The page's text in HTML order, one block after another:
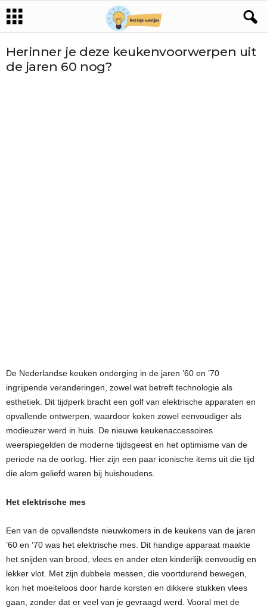
Herinner je deze keukenvoorwerpen uit
de jaren 60 nog?
De Nederlandse keuken onderging in de jaren ’60 en ’70
ingrijpende veranderingen, zowel wat betreft technologie als
esthetiek. Dit tijdperk bracht een golf van elektrische apparaten en
opvallende ontwerpen, waardoor koken zowel eenvoudiger als
modieuzer werd in huis. De nieuwe keukenaccessoires
weerspiegelden de moderne tijdsgeest en het optimisme van de
periode na de oorlog. Hier zijn een paar iconische items uit die tijd
die alom geliefd waren bij huishoudens.
Het elektrische mes
Een van de opvallendste nieuwkomers in de keukens van de jaren
’60 en ’70 was het elektrische mes. Dit handige apparaat maakte
het snijden van brood, vlees en ander eten kinderlijk eenvoudig en
lekker vlot. Met zijn dubbele messen, die voortdurend bewegen,
kon het moeiteloos door harde korsten en dikkere stukken vlees
gaan, zonder dat er veel van je gevraagd werd. Vooral met de